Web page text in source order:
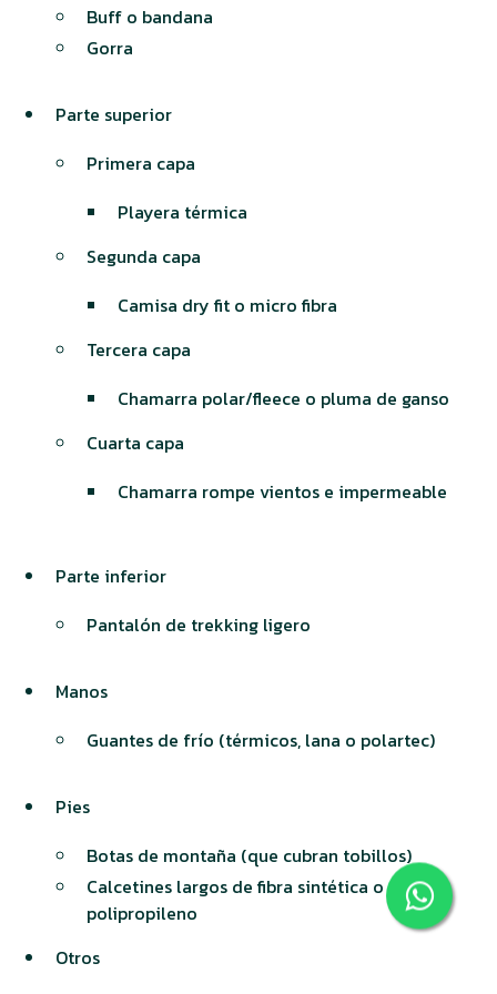
Buff o bandana
Gorra
Parte superior
Primera capa
Playera térmica
Segunda capa
Camisa dry fit o micro fibra
Tercera capa
Chamarra polar/fleece o pluma de ganso
Cuarta capa
Chamarra rompe vientos e impermeable
Parte inferior
Pantalón de trekking ligero
Manos
Guantes de frío (térmicos, lana o polartec)
Pies
Botas de montaña (que cubran tobillos)
Calcetines largos de fibra sintética o
polipropileno
Otros